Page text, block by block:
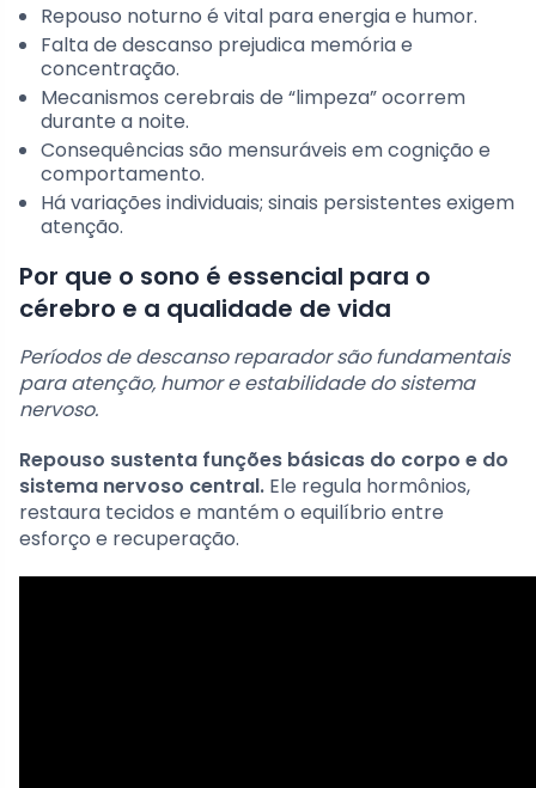
Repouso noturno é vital para energia e humor.
Falta de descanso prejudica memória e
concentração.
Mecanismos cerebrais de “limpeza” ocorrem
durante a noite.
Consequências são mensuráveis em cognição e
comportamento.
Há variações individuais; sinais persistentes exigem
atenção.
Por que o sono é essencial para o
cérebro e a qualidade de vida
Períodos de descanso reparador são fundamentais
para atenção, humor e estabilidade do sistema
nervoso.
Repouso sustenta funções básicas do corpo e do
sistema nervoso central. Ele regula hormônios,
restaura tecidos e mantém o equilíbrio entre
esforço e recuperação.